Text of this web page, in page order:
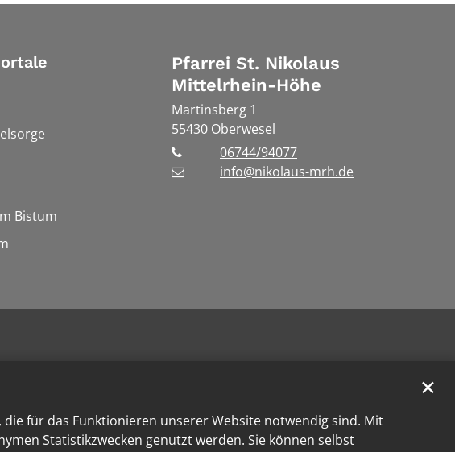
für das Funktionieren unserer Website notwendig sind. Mit
Statistikzwecken genutzt werden. Sie können selbst
✕
Bistum
Pfarrei St. Nikolaus
Mittelrhein-Höhe
Martinsberg 1
55430 Oberwesel
06744/94077
info@nikolaus-mrh.de